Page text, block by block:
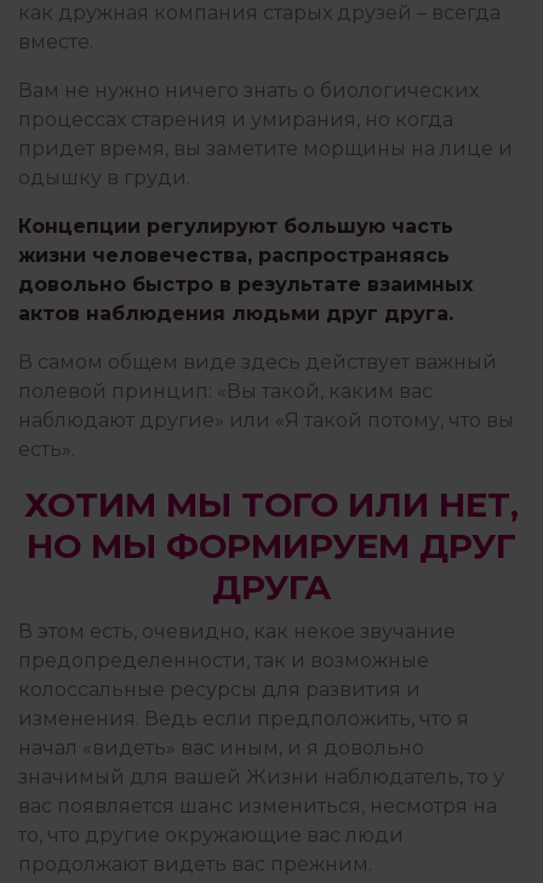
как дружная компания старых друзей – всегда
вместе.
Вам не нужно ничего знать о биологических
процессах старения и умирания, но когда
придет время, вы заметите морщины на лице и
одышку в груди.
Концепции регулируют большую часть
жизни человечества, распространяясь
довольно быстро в результате взаимных
актов наблюдения людьми друг друга.
В самом общем виде здесь действует важный
полевой принцип: «Вы такой, каким вас
наблюдают другие» или «Я такой потому, что вы
есть».
ХОТИМ МЫ ТОГО ИЛИ НЕТ,
НО МЫ ФОРМИРУЕМ ДРУГ
ДРУГА
В этом есть, очевидно, как некое звучание
предопределенности, так и возможные
колоссальные ресурсы для развития и
изменения. Ведь если предположить, что я
начал «видеть» вас иным, и я довольно
значимый для вашей Жизни наблюдатель, то у
вас появляется шанс измениться, несмотря на
то, что другие окружающие вас люди
продолжают видеть вас прежним.
СЕМЬЯ И ДЕТИ
СТРАХИ